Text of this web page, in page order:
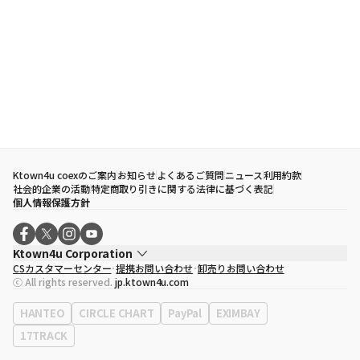
Ktown4u coexのご案内お知らせよくあるご質問ニュース利用約款
社会的企業の活動特定商取り引きに関する法律に基づく表記
個人情報保護方針
Ktown4u Corporation
代表取締役
ソン・ヒョミン
事業者登録番号120-87-71116
eContext
0120-23-7523
事務所住所
ソウル特別市江南区永東大路513、3階(三成洞、coex)
CSカスタマーセンター 提携お問い合わせ 卸売りお問い合わせ
ⓒ All rights reserved. jp.ktown4u.com
HANTEO CIRCLE CHART PayPal
EXIMBAY
17TRACK